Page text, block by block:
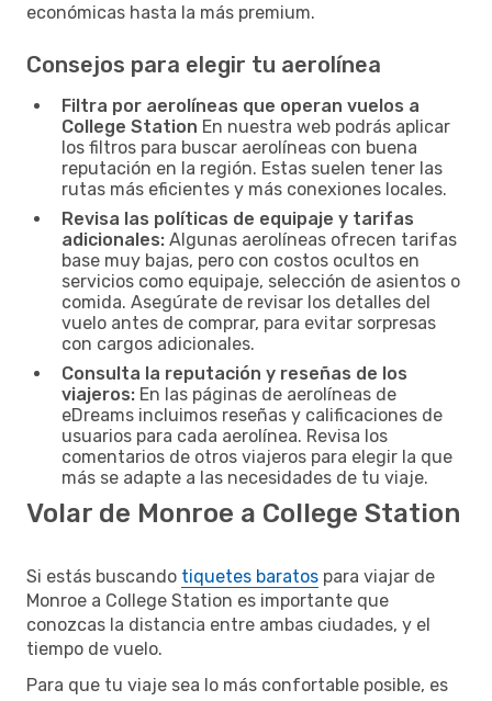
económicas hasta la más premium.
Consejos para elegir tu aerolínea
Filtra por aerolíneas que operan vuelos a
College Station En nuestra web podrás aplicar
los filtros para buscar aerolíneas con buena
reputación en la región. Estas suelen tener las
rutas más eficientes y más conexiones locales.
Revisa las políticas de equipaje y tarifas
adicionales: Algunas aerolíneas ofrecen tarifas
base muy bajas, pero con costos ocultos en
servicios como equipaje, selección de asientos o
comida. Asegúrate de revisar los detalles del
vuelo antes de comprar, para evitar sorpresas
con cargos adicionales.
Consulta la reputación y reseñas de los
viajeros: En las páginas de aerolíneas de
eDreams incluimos reseñas y calificaciones de
usuarios para cada aerolínea. Revisa los
comentarios de otros viajeros para elegir la que
más se adapte a las necesidades de tu viaje.
Volar de Monroe a College Station
Si estás buscando tiquetes baratos para viajar de
Monroe a College Station es importante que
conozcas la distancia entre ambas ciudades, y el
tiempo de vuelo.
Para que tu viaje sea lo más confortable posible, es